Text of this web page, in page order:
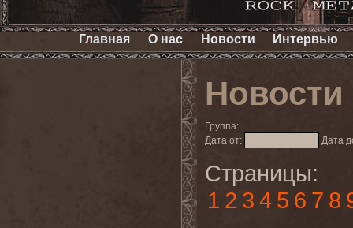
Главная О нас Новости Интервью
Новости
Группа:
Дата от:
Дата
Страницы:
1 2 3 4 5 6 7 8